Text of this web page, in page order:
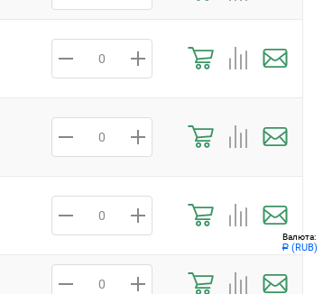
Валюта:
Р (RUB)